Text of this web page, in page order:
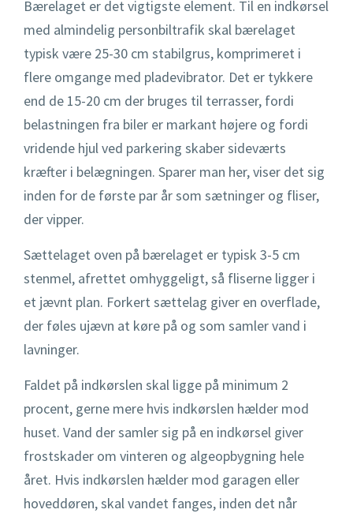
Bærelaget er det vigtigste element. Til en indkørsel
med almindelig personbiltrafik skal bærelaget
typisk være 25-30 cm stabilgrus, komprimeret i
flere omgange med pladevibrator. Det er tykkere
end de 15-20 cm der bruges til terrasser, fordi
belastningen fra biler er markant højere og fordi
vridende hjul ved parkering skaber sideværts
kræfter i belægningen. Sparer man her, viser det sig
inden for de første par år som sætninger og fliser,
der vipper.
Sættelaget oven på bærelaget er typisk 3-5 cm
stenmel, afrettet omhyggeligt, så fliserne ligger i
et jævnt plan. Forkert sættelag giver en overflade,
der føles ujævn at køre på og som samler vand i
lavninger.
Faldet på indkørslen skal ligge på minimum 2
procent, gerne mere hvis indkørslen hælder mod
huset. Vand der samler sig på en indkørsel giver
frostskader om vinteren og algeopbygning hele
året. Hvis indkørslen hælder mod garagen eller
hoveddøren, skal vandet fanges, inden det når